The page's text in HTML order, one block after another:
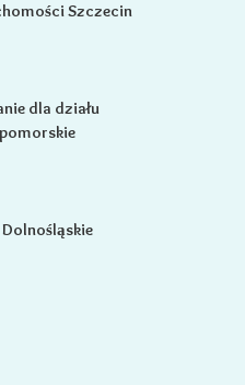
Szczecin
dla działu